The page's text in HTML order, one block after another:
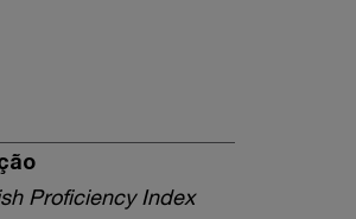
Proficiency Index